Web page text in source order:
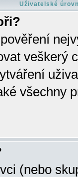
Uživatelské
veškerý
všechny
(nebo